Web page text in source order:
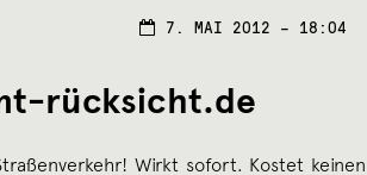
7. MAI 2012 – 18:04
rücksicht.de
Wirkt sofort. Kostet keinen